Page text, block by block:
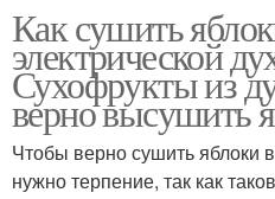
Как сушить
электрической
Сухофрукты из
верно высушить
Чтобы верно сушить яблоки
нужно терпение, так как